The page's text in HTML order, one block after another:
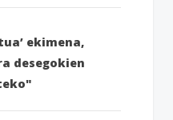
ekimena,
desegokien